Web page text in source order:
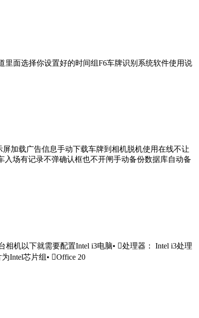
面选择你设置好的时间组F6车牌识别系统软件使用说
加载广告信息手动下载车牌到相机脱机使用在线不让
场有记录不弹确认框也不开闸手动备份数据库自动备
机以下就需要配置Intel i3电脑• 处理器： Intel i3处理
Intel芯片组• Office 20